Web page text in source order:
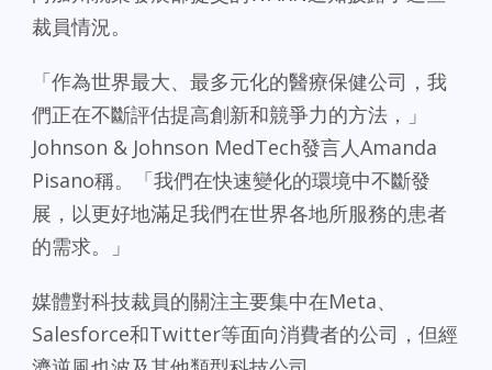
裁員情況。
「作為世界最大、最多元化的醫療保健公司，我
們正在不斷評估提高創新和競爭力的方法，」
Johnson & Johnson MedTech發言人Amanda
Pisano稱。「我們在快速變化的環境中不斷發
展，以更好地滿足我們在世界各地所服務的患者
的需求。」
媒體對科技裁員的關注主要集中在Meta、
Salesforce和Twitter等面向消費者的公司，但經